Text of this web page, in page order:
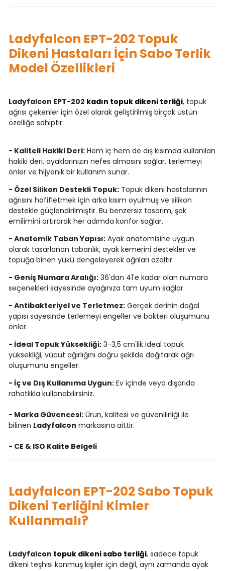
Ladyfalcon EPT-202 Topuk
Dikeni Hastaları İçin Sabo Terlik
Model Özellikleri
Ladyfalcon EPT-202 kadın topuk dikeni terliği, topuk
ağrısı çekenler için özel olarak geliştirilmiş birçok üstün
özelliğe sahiptir:
- Kaliteli Hakiki Deri:Hem iç hem de dış kısımda kullanılan
hakiki deri, ayaklarınızın nefes almasını sağlar, terlemeyi
önler ve hijyenik bir kullanım sunar.
- Özel Silikon Destekli Topuk:Topuk dikeni hastalarının
ağrısını hafifletmek için arka kısım oyulmuş ve silikon
destekle güçlendirilmiştir. Bu benzersiz tasarım, şok
emilimini artırarak her adımda konfor sağlar.
- Anatomik Taban Yapısı:Ayak anatomisine uygun
olarak tasarlanan tabanlık, ayak kemerini destekler ve
topuğa binen yükü dengeleyerek ağrıları azaltır.
- Geniş Numara Aralığı:36'dan 41'e kadar olan numara
seçenekleri sayesinde ayağınıza tam uyum sağlar.
- Antibakteriyel ve Terletmez:Gerçek derinin doğal
yapısı sayesinde terlemeyi engeller ve bakteri oluşumunu
önler.
- İdeal Topuk Yüksekliği:3-3,5 cm'lik ideal topuk
yüksekliği, vücut ağırlığını doğru şekilde dağıtarak ağrı
oluşumunu engeller.
- İç ve Dış Kullanıma Uygun:Ev içinde veya dışarıda
rahatlıkla kullanabilirsiniz.
- Marka Güvencesi:Ürün, kalitesi ve güvenilirliği ile
bilinen Ladyfalcon markasına aittir.
- CE & ISO Kalite Belgeli
Ladyfalcon EPT-202 Sabo Topuk
Dikeni Terliğini Kimler
Kullanmalı?
Ladyfalcon topuk dikeni sabo terliği, sadece topuk
dikeni teşhisi konmuş kişiler için değil, aynı zamanda ayak